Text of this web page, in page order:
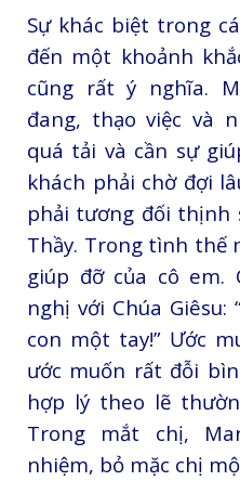
Sự khác biệt trong
đến một khoảnh
cũng rất ý nghĩa.
đang, thạo việc và
quá tải và cần sự
khách phải chờ đợi
phải tương đối thịnh
Thầy. Trong tình thế
giúp đỡ của cô em.
nghị với Chúa Giêsu:
con một tay!” Ước
ước muốn rất đỗi
hợp lý theo lẽ
Trong mắt chị,
nhiệm, bỏ mặc chị